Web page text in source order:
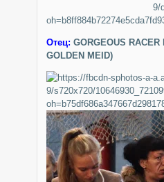
Отец:GORGEOUS
GOLDEN MEID)